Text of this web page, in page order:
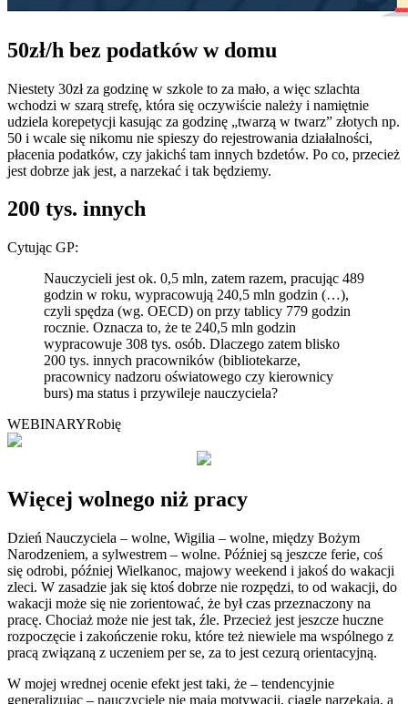
50zł/h bez podatków w domu
Niestety 30zł za godzinę w szkole to za mało, a więc szlachta
wchodzi w szarą strefę, która się oczywiście należy i namiętnie
udziela korepetycji kasując za godzinę „twarzą w twarz” złotych np.
50 i wcale się nikomu nie spieszy do rejestrowania działalności,
płacenia podatków, czy jakichś tam innych bzdetów. Po co, przecież
jest dobrze jak jest, a narzekać i tak będziemy.
200 tys. innych
Cytując GP:
Nauczycieli jest ok. 0,5 mln, zatem razem, pracując 489
godzin w roku, wypracowują 240,5 mln godzin (…),
czyli spędza (wg. OECD) on przy tablicy 779 godzin
rocznie. Oznacza to, że te 240,5 mln godzin
wypracowuje 308 tys. osób. Dlaczego zatem blisko
200 tys. innych pracowników (bibliotekarze,
pracownicy nadzoru oświatowego czy kierownicy
burs) ma status i przywileje nauczyciela?
WEBINARYRobię
Więcej wolnego niż pracy
Dzień Nauczyciela – wolne, Wigilia – wolne, między Bożym
Narodzeniem, a sylwestrem – wolne. Później są jeszcze ferie, coś
się odrobi, później Wielkanoc, majowy weekend i jakoś do wakacji
zleci. W zasadzie jak się ktoś dobrze nie rozpędzi, to od wakacji, do
wakacji może się nie zorientować, że był czas przeznaczony na
pracę. Chociaż może nie jest tak, źle. Przecież jest jeszcze huczne
rozpoczęcie i zakończenie roku, które też niewiele ma wspólnego z
pracą związaną z uczeniem per se, za to jest cezurą orientacyjną.
W mojej wrednej ocenie efekt jest taki, że – tendencyjnie
generalizując – nauczyciele nie maja motywacji, ciągle narzekają, a